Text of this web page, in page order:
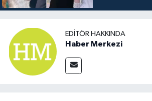
EDITÖR HAKKINDA
Haber Merkezi